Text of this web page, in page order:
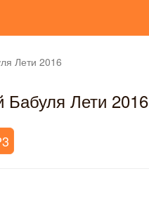
Лети 2016
Бабуля Лети 2016